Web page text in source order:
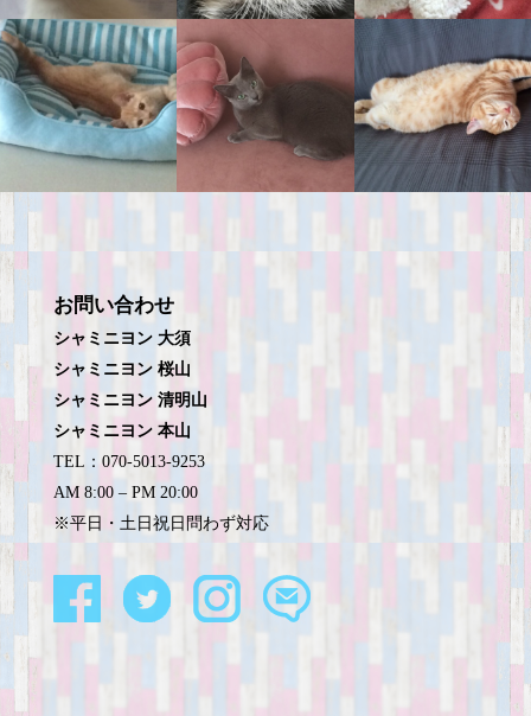
お問い合わせ
シャミニヨン 大須
シャミニヨン 桜山
シャミニヨン 清明山
シャミニヨン 本山
TEL：070-5013-9253
AM 8:00 – PM 20:00
※平日・土日祝日問わず対応